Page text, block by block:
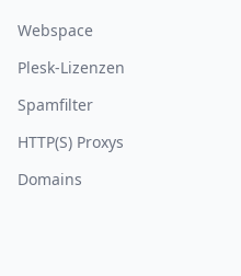
Webspace
Plesk-Lizenzen
Spamfilter
HTTP(S) Proxys
Domains